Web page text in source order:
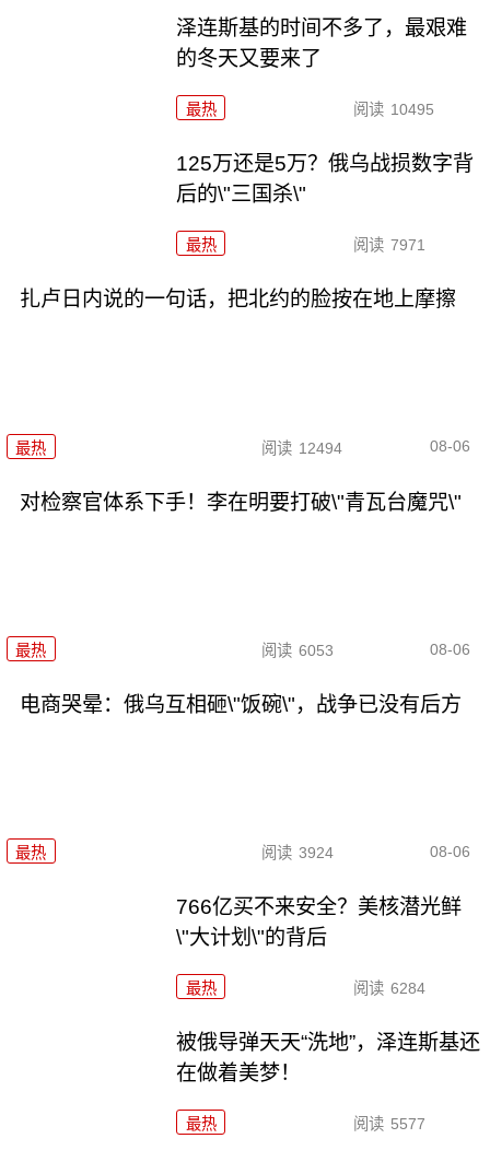
泽连斯基的时间不多了，最艰难
的冬天又要来了
最热 阅读 10495
125万还是5万？俄乌战损数字背
后的\"三国杀\"
最热 阅读 7971
扎卢日内说的一句话，把北约的脸按在地上摩擦
最热 阅读 12494 08-06
对检察官体系下手！李在明要打破\"青瓦台魔咒\"
最热 阅读 6053 08-06
电商哭晕：俄乌互相砸\"饭碗\"，战争已没有后方
最热 阅读 3924 08-06
766亿买不来安全？美核潜光鲜
\"大计划\"的背后
最热 阅读 6284
被俄导弹天天“洗地”，泽连斯基还
在做着美梦！
最热 阅读 5577